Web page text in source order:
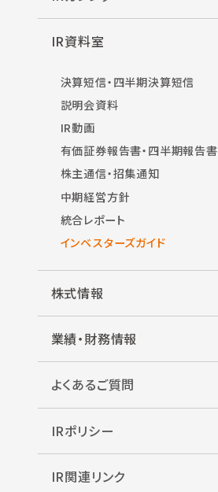
IR資料室
決算短信・四半期決算短信
説明会資料
IR動画
有価証券報告書・四半期報告書
株主通信・招集通知
中期経営方針
統合レポート
インベスターズガイド
株式情報
業績・財務情報
よくあるご質問
IRポリシー
IR関連リンク